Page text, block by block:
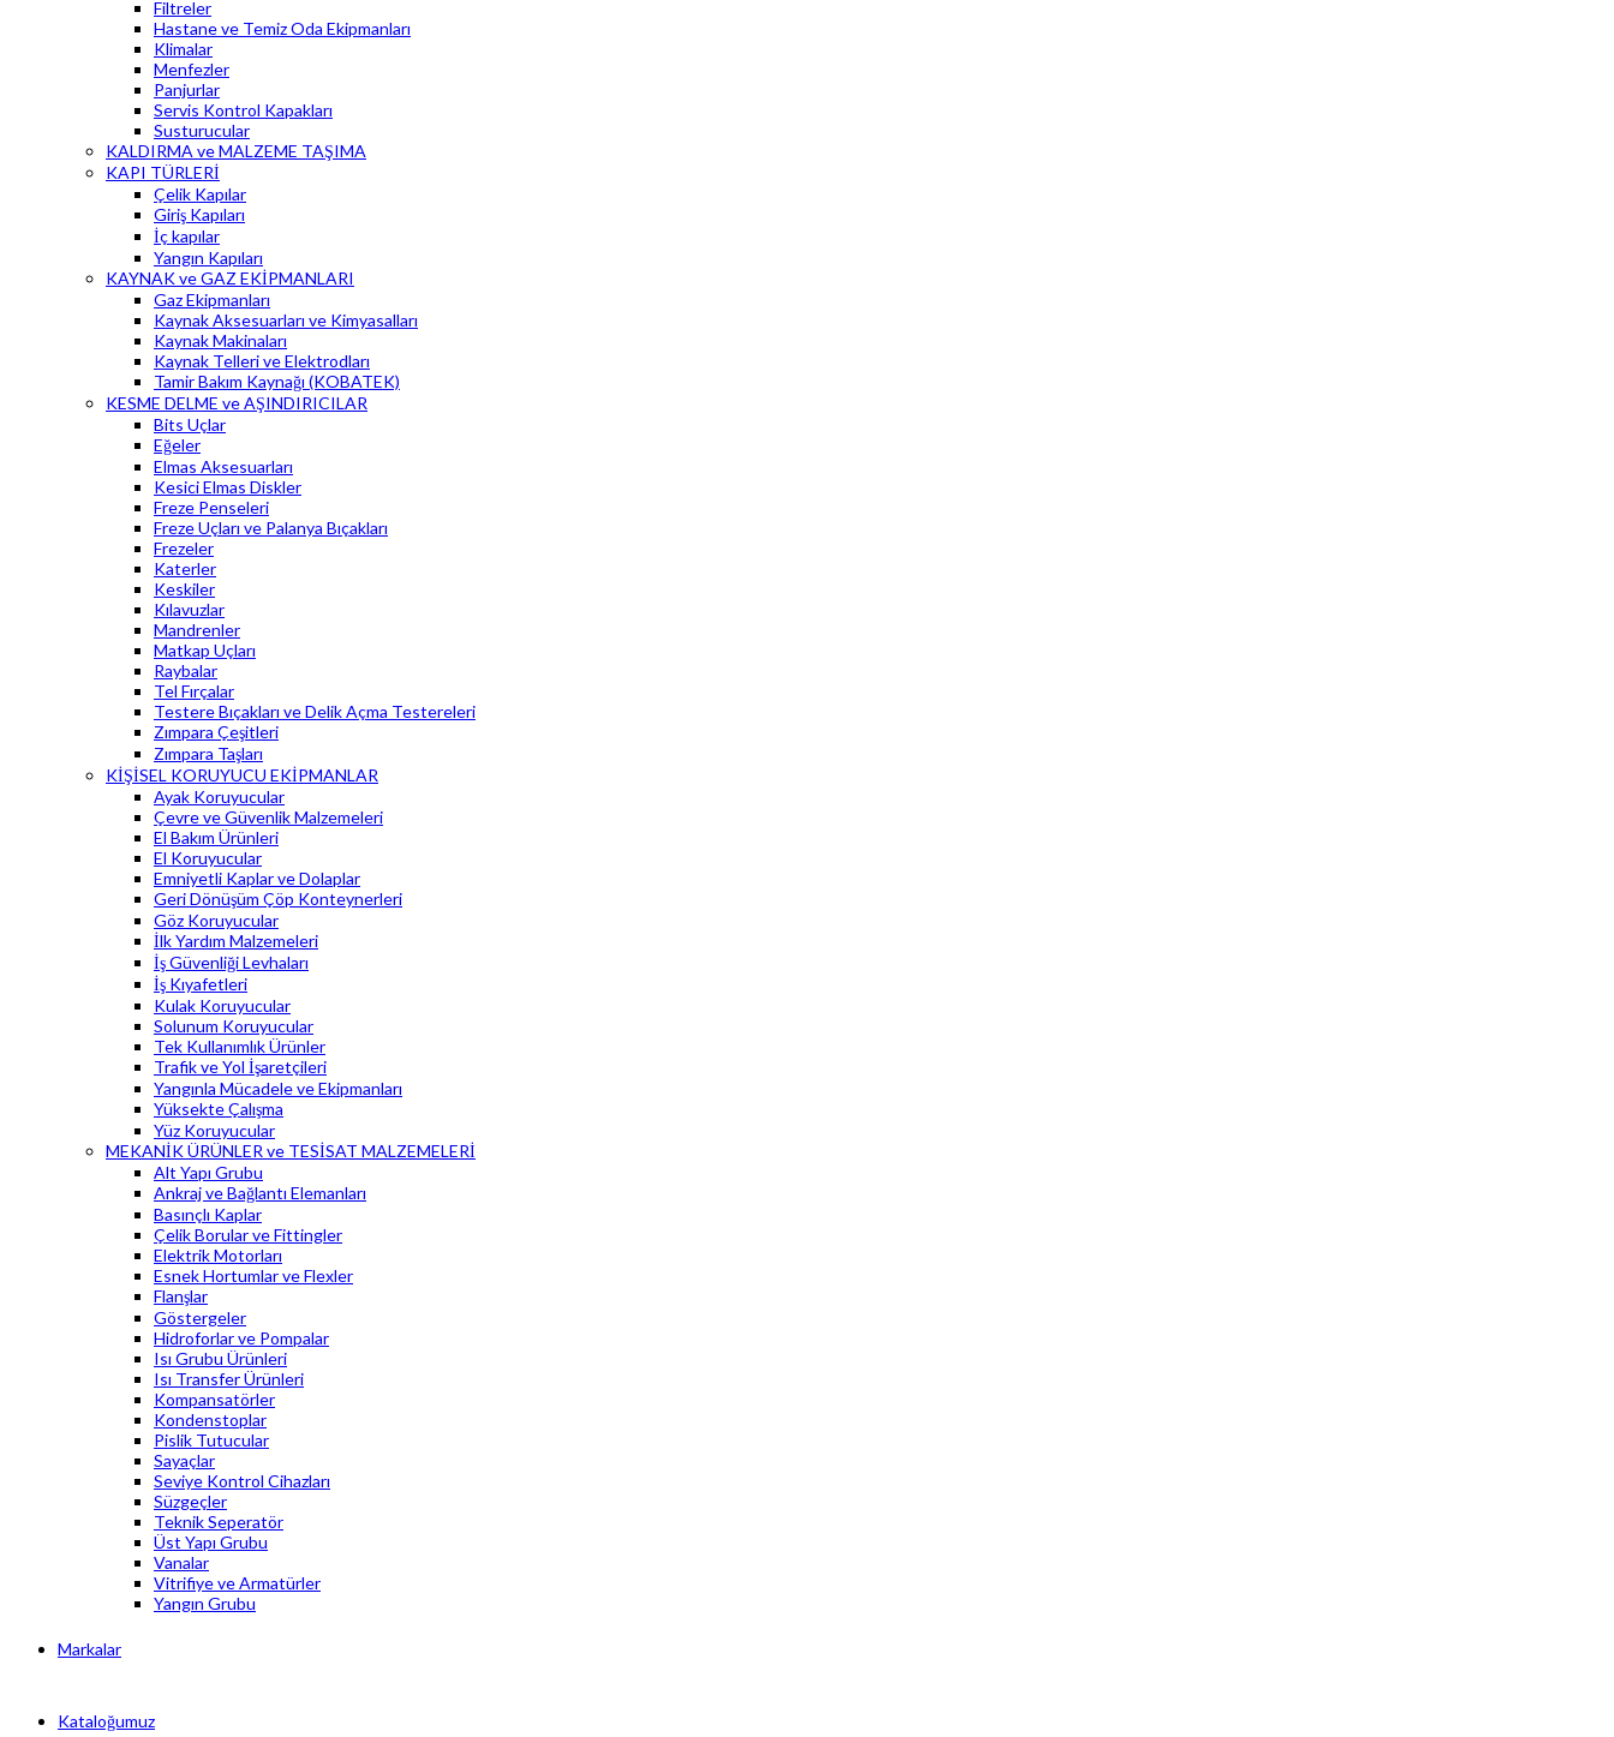
Filtreler
Hastane ve Temiz Oda Ekipmanları
Klimalar
Menfezler
Panjurlar
Servis Kontrol Kapakları
Susturucular
KALDIRMA ve MALZEME TAŞIMA
KAPI TÜRLERİ
Çelik Kapılar
Giriş Kapıları
İç kapılar
Yangın Kapıları
KAYNAK ve GAZ EKİPMANLARI
Gaz Ekipmanları
Kaynak Aksesuarları ve Kimyasalları
Kaynak Makinaları
Kaynak Telleri ve Elektrodları
Tamir Bakım Kaynağı (KOBATEK)
KESME DELME ve AŞINDIRICILAR
Bits Uçlar
Eğeler
Elmas Aksesuarları
Kesici Elmas Diskler
Freze Penseleri
Freze Uçları ve Palanya Bıçakları
Frezeler
Katerler
Keskiler
Kılavuzlar
Mandrenler
Matkap Uçları
Raybalar
Tel Fırçalar
Testere Bıçakları ve Delik Açma Testereleri
Zımpara Çeşitleri
Zımpara Taşları
KİŞİSEL KORUYUCU EKİPMANLAR
Ayak Koruyucular
Çevre ve Güvenlik Malzemeleri
El Bakım Ürünleri
El Koruyucular
Emniyetli Kaplar ve Dolaplar
Geri Dönüşüm Çöp Konteynerleri
Göz Koruyucular
İlk Yardım Malzemeleri
İş Güvenliği Levhaları
İş Kıyafetleri
Kulak Koruyucular
Solunum Koruyucular
Tek Kullanımlık Ürünler
Trafik ve Yol İşaretçileri
Yangınla Mücadele ve Ekipmanları
Yüksekte Çalışma
Yüz Koruyucular
MEKANİK ÜRÜNLER ve TESİSAT MALZEMELERİ
Alt Yapı Grubu
Ankraj ve Bağlantı Elemanları
Basınçlı Kaplar
Çelik Borular ve Fittingler
Elektrik Motorları
Esnek Hortumlar ve Flexler
Flanşlar
Göstergeler
Hidroforlar ve Pompalar
Isı Grubu Ürünleri
Isı Transfer Ürünleri
Kompansatörler
Kondenstoplar
Pislik Tutucular
Sayaçlar
Seviye Kontrol Cihazları
Süzgeçler
Teknik Seperatör
Üst Yapı Grubu
Vanalar
Vitrifiye ve Armatürler
Yangın Grubu
Markalar
Kataloğumuz